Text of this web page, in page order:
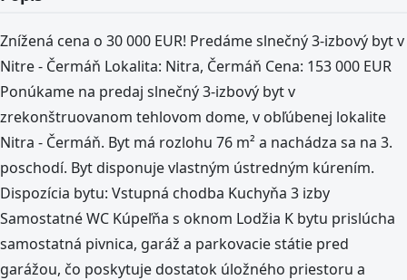
Znížená cena o 30 000 EUR! Predáme slnečný 3-izbový byt v
Nitre - Čermáň Lokalita: Nitra, Čermáň Cena: 153 000 EUR
Ponúkame na predaj slnečný 3-izbový byt v
zrekonštruovanom tehlovom dome, v obľúbenej lokalite
Nitra - Čermáň. Byt má rozlohu 76 m² a nachádza sa na 3.
poschodí. Byt disponuje vlastným ústredným kúrením.
Dispozícia bytu: Vstupná chodba Kuchyňa 3 izby
Samostatné WC Kúpeľňa s oknom Lodžia K bytu prislúcha
samostatná pivnica, garáž a parkovacie státie pred
garážou, čo poskytuje dostatok úložného priestoru a